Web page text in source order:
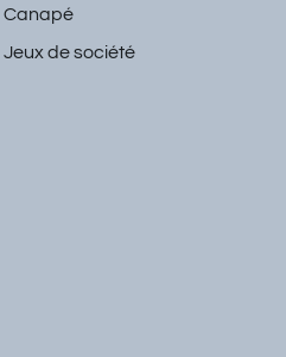
Canapé
Jeux de société